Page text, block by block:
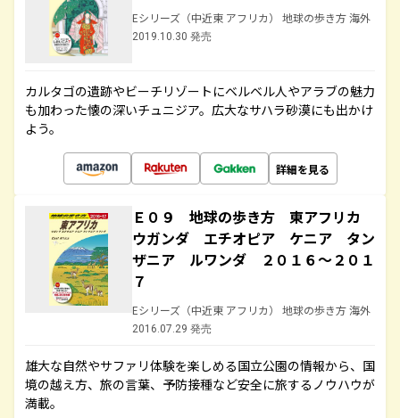
Eシリーズ（中近東 アフリカ） 地球の歩き方 海外
2019.10.30 発売
カルタゴの遺跡やビーチリゾートにベルベル人やアラブの魅力
も加わった懐の深いチュニジア。広大なサハラ砂漠にも出かけ
よう。
詳細を見る
Ｅ０９ 地球の歩き方 東アフリカ
ウガンダ エチオピア ケニア タン
ザニア ルワンダ ２０１６～２０１
７
Eシリーズ（中近東 アフリカ） 地球の歩き方 海外
2016.07.29 発売
雄大な自然やサファリ体験を楽しめる国立公園の情報から、国
境の越え方、旅の言葉、予防接種など安全に旅するノウハウが
満載。